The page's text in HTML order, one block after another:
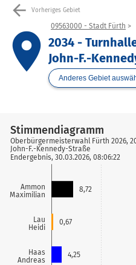
arrow_back Vorheriges Gebiet
place
09563000 - Stadt Fürth
2034 -
John-F.-
Anderes Gebiet
Ammon
Maximilian
Lau
Heidi
Haas
Andreas
8,72
0,67
4,25
Stimmendiagramm
Oberbürgermeisterwahl Fürth 2026,
John-F.-Kennedy-Straße
Endergebnis, 30.03.2026, 08:06:22